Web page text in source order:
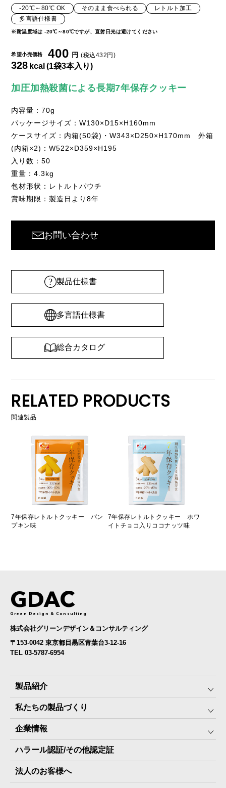
-20℃～80℃ OK そのまま食べられる
レトルト加工
多言語仕様書
※耐温度域は -20℃～80℃ですが、直射日光は避けてください
希望小売価格 400 円 (税込432円)
328 kcal (1袋3本入り)
加圧加熱殺菌による長期7年保存クッキー
内容量：70g
パッケージサイズ：W130×D15×H160mm
ケースサイズ：内箱(50袋)・W343×D250×H170mm 外箱
(内箱×2)：W522×D359×H195
入り数：50
重量：4.3kg
包材形状：レトルトパウチ
賞味期限：製造日より8年
お問い合わせ
製品仕様書
多言語仕様書
総合カタログ
RELATED PRODUCTS
関連製品
7年保存レトルトクッキー パン
プキン味
7年保存レトルトクッキー ホワ
イトチョコ入りココナッツ味
GDAC
Green Design & Consulting
株式会社グリーンデザイン＆コンサルティング
〒153-0042 東京都目黒区青葉台3-12-16
TEL 03-5787-6954
製品紹介
みんなの保存⾷
The Next Dekade10年保存
The Next Dekade7年保存
JARAペットフード7年保存
私たちの製品づくり
SDGSへの取り組み
JARA(ペット⽤防災備蓄⾷)について
地産地消パッケージについて
企業情報
社⻑ご挨拶
スタッフ紹介
ハラール認証/その他認定証
法人のお客様へ